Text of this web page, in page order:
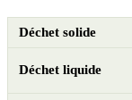
Déchet solide
Déchet liquide